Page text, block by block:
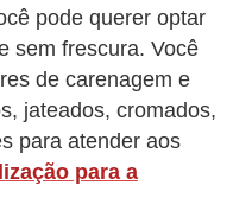
pode querer optar
sem frescura. Você
de carenagem e
jateados, cromados,
para atender aos
para a